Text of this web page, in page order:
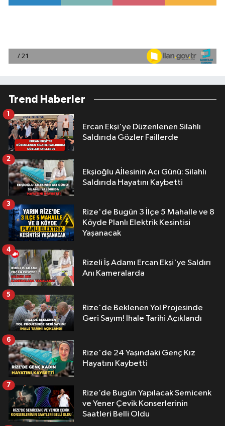
Trend Haberler
Ercan Ekşi'ye Düzenlenen Silahlı
Saldırıda Gözler Faillerde
1
Ekşioğlu Aİlesinin Acı Günü: Silahlı
Saldırıda Hayatını Kaybetti
2
Rize'de Bugün 3 İlçe 5 Mahalle ve 8
Köyde Planlı Elektrik Kesintisi
Yaşanacak
3
Rizeli İş Adamı Ercan Ekşi'ye Saldırı
Anı Kameralarda
4
Rize'de Beklenen Yol Projesinde
Geri Sayım! İhale Tarihi Açıklandı
5
Rize'de 24 Yaşındaki Genç Kız
Hayatını Kaybetti
6
Rize’de Bugün Yapılacak Semicenk
ve Yener Çevik Konserlerinin
Saatleri Belli Oldu
7